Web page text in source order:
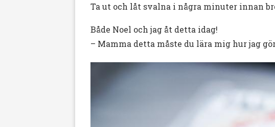
Ta ut och låt svalna i några minuter innan
Både Noel och jag åt detta idag!
– Mamma detta måste du lära mig hur jag